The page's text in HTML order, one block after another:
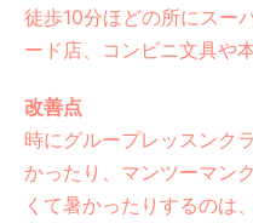
徒歩10分ほどの所にスー
ード店、コンビニ文具や
改善点
時にグループレッスンク
かったり、マンツーマン
くて暑かったりするのは